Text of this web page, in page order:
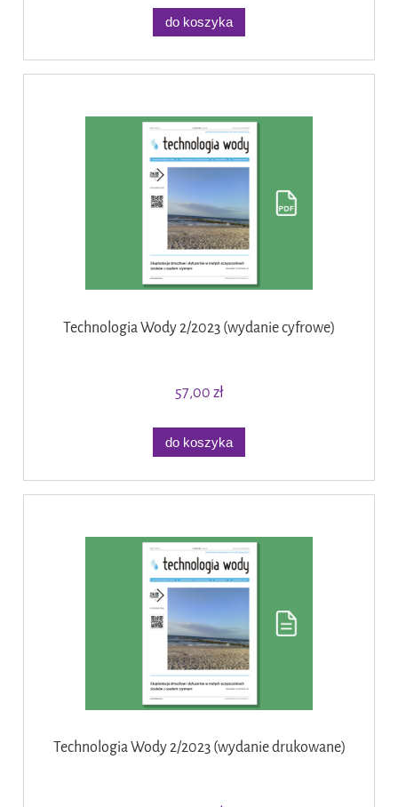
do koszyka
Technologia Wody 2/2023 (wydanie cyfrowe)
57,00 zł
do koszyka
Technologia Wody 2/2023 (wydanie drukowane)